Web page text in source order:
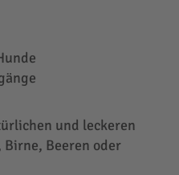
und leckeren
Beeren oder